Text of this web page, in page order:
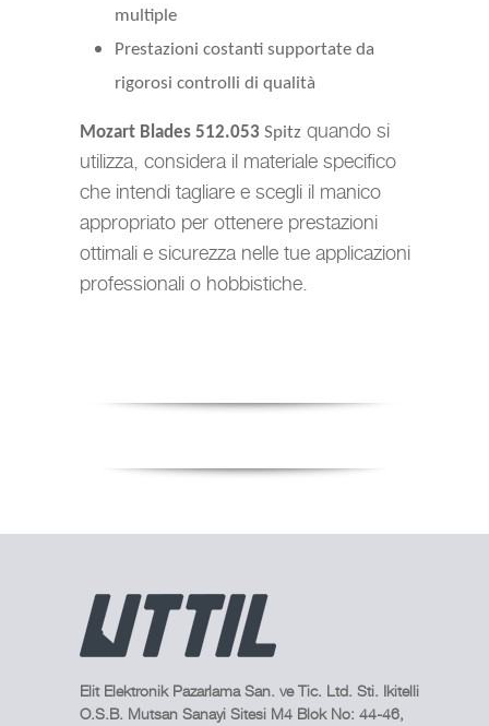
multiple
Prestazioni costanti supportate da
rigorosi controlli di qualità
Mozart Blades 512.053 Spitz quando si
utilizza, considera il materiale specifico
che intendi tagliare e scegli il manico
appropriato per ottenere prestazioni
ottimali e sicurezza nelle tue applicazioni
professionali o hobbistiche.
Elit Elektronik Pazarlama San. ve Tic. Ltd. Sti. Ikitelli
O.S.B. Mutsan Sanayi Sitesi M4 Blok No: 44-46,